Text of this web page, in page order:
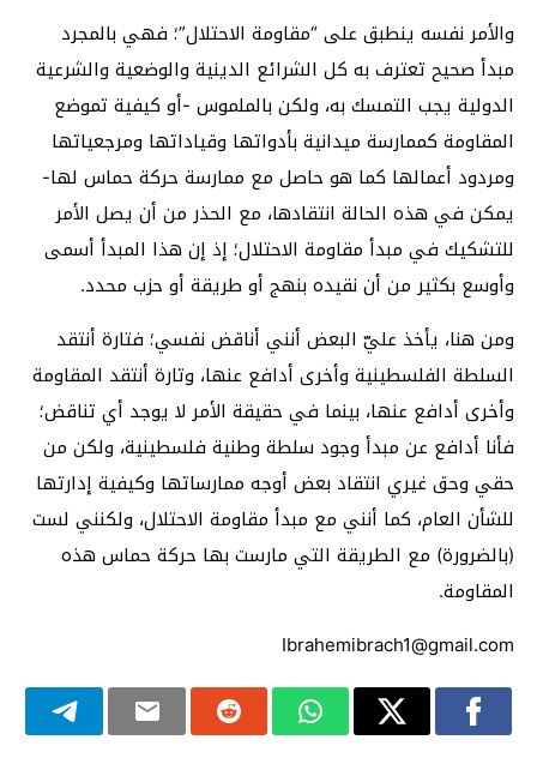
والأمر نفسه ينطبق على “مقاومة الاحتلال”؛ فهي بالمجرد
مبدأ صحيح تعترف به كل الشرائع الدينية والوضعية والشرعية
الدولية يجب التمسك به، ولكن بالملموس -أو كيفية تموضع
المقاومة كممارسة ميدانية بأدواتها وقياداتها ومرجعياتها
ومردود أعمالها كما هو حاصل مع ممارسة حركة حماس لها-
يمكن في هذه الحالة انتقادها، مع الحذر من أن يصل الأمر
للتشكيك في مبدأ مقاومة الاحتلال؛ إذ إن هذا المبدأ أسمى
وأوسع بكثير من أن نقيده بنهج أو طريقة أو حزب محدد.
ومن هنا، يأخذ عليّ البعض أنني أناقض نفسي؛ فتارة أنتقد
السلطة الفلسطينية وأخرى أدافع عنها، وتارة أنتقد المقاومة
وأخرى أدافع عنها، بينما في حقيقة الأمر لا يوجد أي تناقض؛
فأنا أدافع عن مبدأ وجود سلطة وطنية فلسطينية، ولكن من
حقي وحق غيري انتقاد بعض أوجه ممارساتها وكيفية إدارتها
للشأن العام، كما أنني مع مبدأ مقاومة الاحتلال، ولكنني لست
(بالضرورة) مع الطريقة التي مارست بها حركة حماس هذه
المقاومة.
Ibrahemibrach1@gmail.com